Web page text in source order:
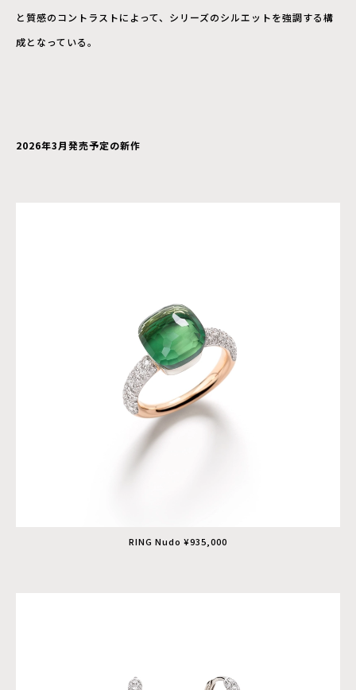
と質感のコントラストによって、シリーズのシルエットを強調する構
成となっている。
2026年3月発売予定の新作
RING Nudo ¥935,000